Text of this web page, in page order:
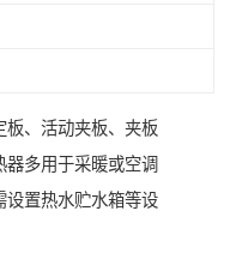
板、活动夹板、夹板
多用于采暖或空调
设置热水贮水箱等设